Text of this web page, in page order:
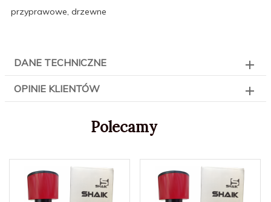
przyprawowe, drzewne
DANE TECHNICZNE
OPINIE KLIENTÓW
Polecamy